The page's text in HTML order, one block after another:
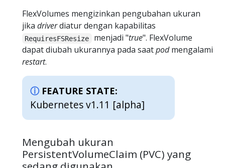
FlexVolumes mengizinkan pengubahan ukuran
jika driverdiatur dengan kapabilitas
RequiresFSResize menjadi "true". FlexVolume
dapat diubah ukurannya pada saatpodmengalami
restart.
FEATURE STATE:
Kubernetes v1.11 [alpha]
Mengubah ukuran
PersistentVolumeClaim (PVC) yang